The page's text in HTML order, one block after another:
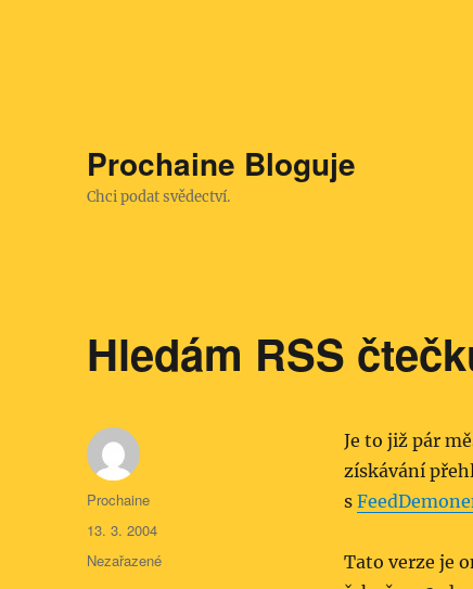
Prochaine Bloguje
Chci podat svědectví.
Hledám RSS
Je to již pár
získávání
s
Tato verze je
Autor:
Prochaine
Publikováno:
13. 3. 2004
Rubriky:
Nezařazené